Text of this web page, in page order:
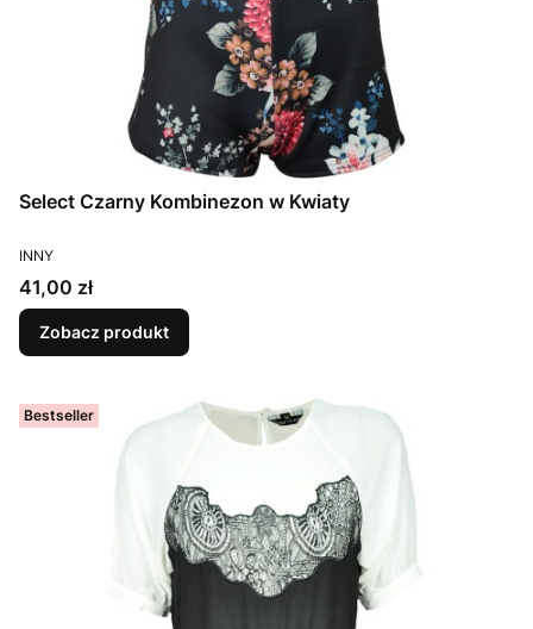
Select Czarny Kombinezon w Kwiaty
PRODUCENT
INNY
Cena
41,00 zł
Zobacz produkt
Bestseller